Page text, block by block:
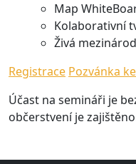
Map
Kolaborativní
Živá
Registrace Pozvánka
Účast na semináři je
občerstvení je